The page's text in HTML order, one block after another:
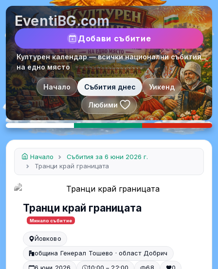
EventiBG.com
Добави събитие
Културен календар — всички национални събития
на едно място
Начало Събития днес Уикенд
Любими
Начало
Събития за 6 юни 2026 г.
Транци край границата
Транци край границата
Минало събитие
Йовково
община Генерал Тошево · област Добрич